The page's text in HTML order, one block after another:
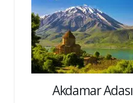
Akdamar Adası